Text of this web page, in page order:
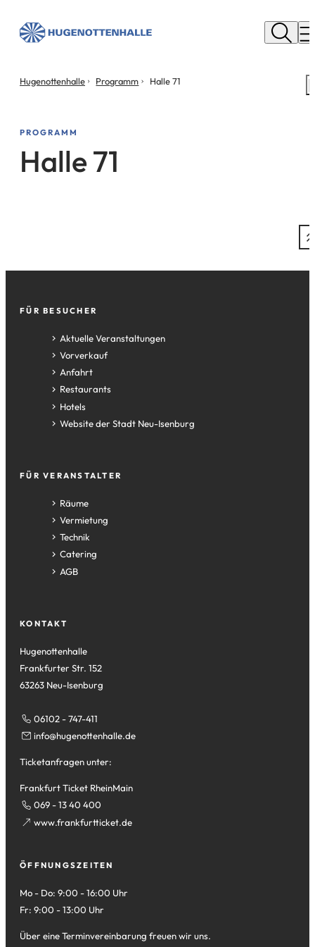
Neu
Isenburg
Hugenottenhalle Programm Halle 71
PROGRAMM
Halle 71
Fußzeile
FÜR BESUCHER
Aktuelle Veranstaltungen
Vorverkauf
Anfahrt
Restaurants
Hotels
Website der Stadt Neu-Isenburg
(Öffnet
neuen
FÜR VERANSTALTER
Räume
Vermietung
Technik
Catering
AGB
KONTAKT
Hugenottenhalle
Frankfurter Str. 152
63263 Neu-Isenburg
06102 - 747-411
info
hugenottenhalle de
Ticketanfragen unter:
Frankfurt Ticket RheinMain
069 - 13 40 400
www.frankfurtticket.de
(Öffnet
Tab)
ÖFFNUNGSZEITEN
Mo - Do: 9:00 - 16:00 Uhr
Fr: 9:00 - 13:00 Uhr
Über eine Terminvereinbarung freuen wir uns.